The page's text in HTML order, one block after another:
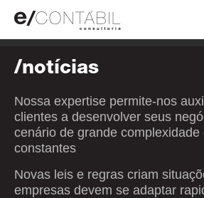
/notícias
Nossa expertise permite-nos
clientes a desenvolver seus
cenário de grande complexidade
constantes
Novas leis e regras criam
empresas devem se adaptar